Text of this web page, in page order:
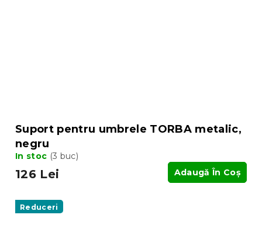
Suport pentru umbrele TORBA metalic,
negru
In stoc (3 buc)
126 Lei Adaugă În Coş
Reduceri